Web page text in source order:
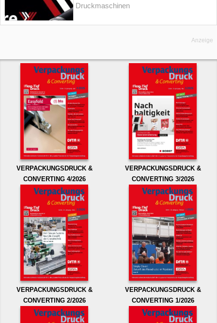
Druckmaschinen
Anzeige
VERPACKUNGSDRUCK &
CONVERTING 4/2026
VERPACKUNGSDRUCK &
CONVERTING 3/2026
VERPACKUNGSDRUCK &
CONVERTING 2/2026
VERPACKUNGSDRUCK &
CONVERTING 1/2026